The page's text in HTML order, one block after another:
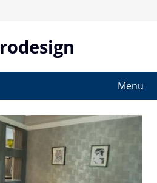
Menu